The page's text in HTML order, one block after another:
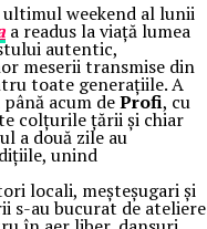
weekend al lunii
a readus la viață lumea
autentic,
meserii transmise din
toate generațiile. A
acum deProfi, cu
colțurile țării și chiar
a două zile au
unind
locali, meșteșugari și
s-au bucurat de ateliere